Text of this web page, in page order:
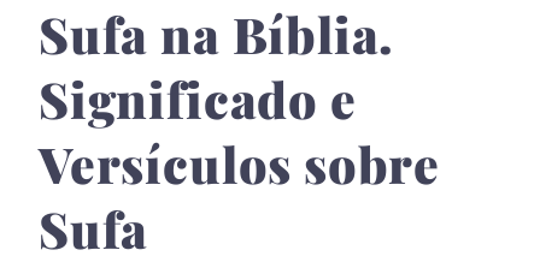
conteúdoSufa na Bíblia.
Significado e
Versículos sobre
Sufa